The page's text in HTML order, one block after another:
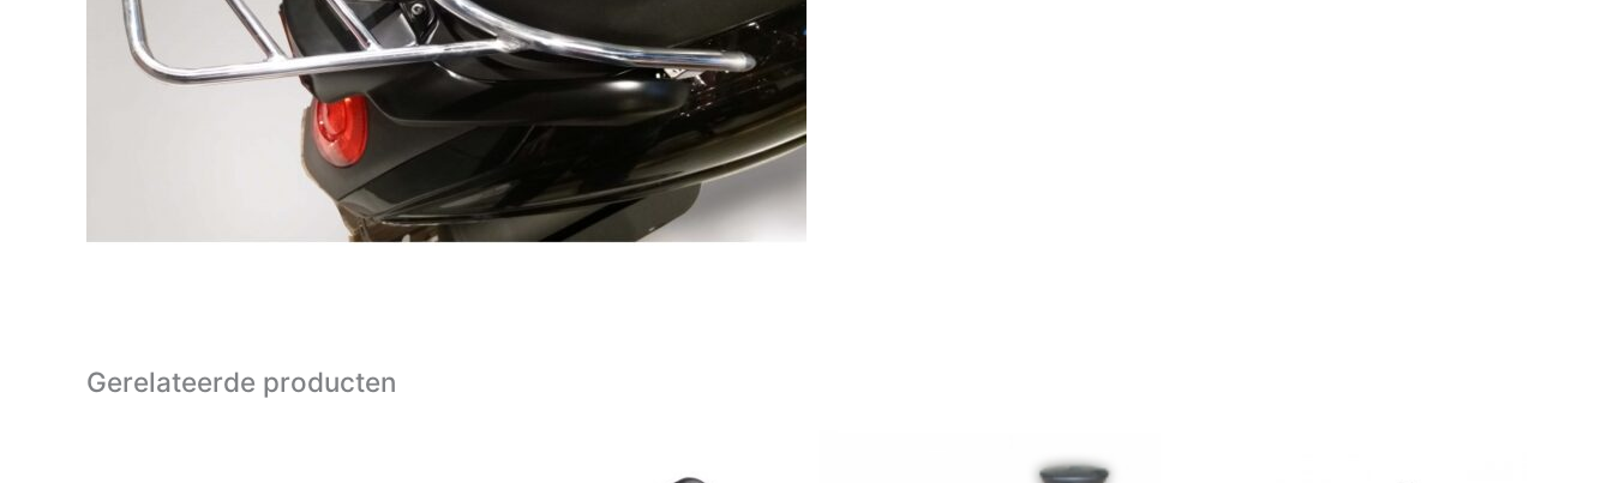
Gerelateerde producten